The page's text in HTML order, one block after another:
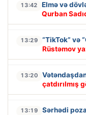
13:42 Elmə və
Qurban
13:29 “TikTok” və
Rüstəmov
13:20
çatdırılmış
13:19 Sərhədi